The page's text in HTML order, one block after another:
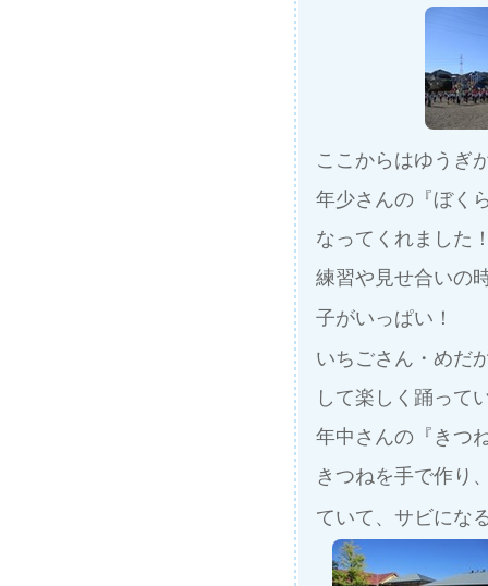
ここからはゆうぎ
年少さんの『ぼく
なってくれました
練習や見せ合いの
子がいっぱい！
いちごさん・めだ
して楽しく踊って
年中さんの『きつ
きつねを手で作り
ていて、サビにな